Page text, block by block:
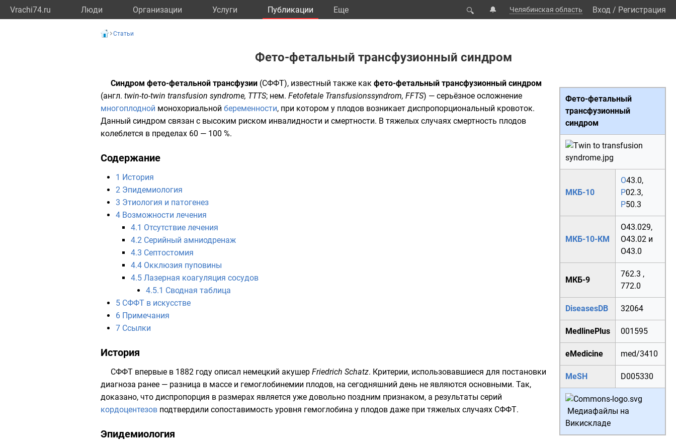
Vrachi74.ru Люди Организации Услуги Публикации Eще 🔍 🔔 Челябинская область Вход / Регистрация
Статьи
Фето-фетальный трансфузионный синдром
Фето-фетальный
трансфузионный
синдром
МКБ-10
O43.0,
P02.3,
P50.3
МКБ-10-КМ
O43.029,
O43.02 и
O43.0
МКБ-9
762.3 ,
772.0
DiseasesDB 32064
MedlinePlus 001595
eMedicine med/3410
MeSH D005330
Медиафайлы на
Викискладе
Синдром фето-фетальной трансфузии (СФФТ), известный также как фето-фетальный трансфузионный синдром
(англ. twin-to-twin transfusion syndrome, TTTS; нем. Fetofetale Transfusionssyndrom, FFTS) — серьёзное осложнение
многоплодной монохориальной беременности, при котором у плодов возникает диспропорциональный кровоток.
Данный синдром связан с высоким риском инвалидности и смертности. В тяжелых случаях смертность плодов
колеблется в пределах 60 — 100 %.
Содержание
1 История
2 Эпидемиология
3 Этиология и патогенез
4 Возможности лечения
4.1 Отсутствие лечения
4.2 Серийный амниодренаж
4.3 Септостомия
4.4 Окклюзия пуповины
4.5 Лазерная коагуляция сосудов
4.5.1 Сводная таблица
5 СФФТ в искусстве
6 Примечания
7 Ссылки
История
СФФТ впервые в 1882 году описал немецкий акушер Friedrich Schatz. Критерии, использовавшиеся для постановки
диагноза ранее — разница в массе и гемоглобинемии плодов, на сегодняшний день не являются основными. Так,
доказано, что диспропорция в размерах является уже довольно поздним признаком, а результаты серий
кордоцентезов подтвердили сопоставимость уровня гемоглобина у плодов даже при тяжелых случаях СФФТ.
Эпидемиология